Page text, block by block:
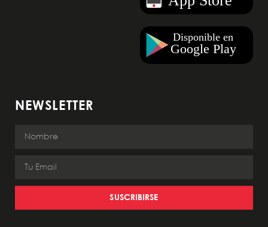
NEWSLETTER
SUSCRIBIRSE